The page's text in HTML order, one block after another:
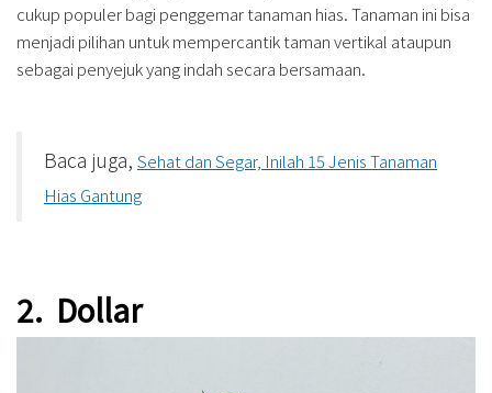
cukup populer bagi penggemar tanaman hias. Tanaman ini bisa
menjadi pilihan untuk mempercantik taman vertikal ataupun
sebagai penyejuk yang indah secara bersamaan.
Baca juga, Sehat dan Segar, Inilah 15 Jenis Tanaman
Hias Gantung
2. Dollar